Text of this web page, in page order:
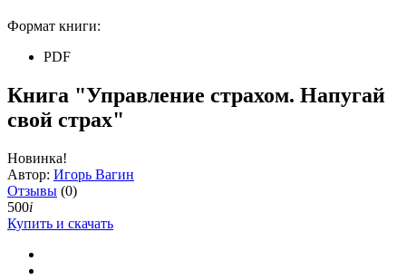
Формат книги:
PDF
Книга "Управление страхом. Напугай
свой страх"
Новинка!
Автор: Игорь Вагин
Отзывы (0)
500i
Купить и скачать